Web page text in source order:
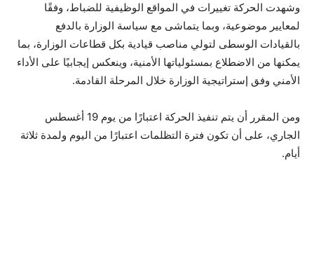
وشهدت الحركة تغييرات في المواقع الوظيفية للضباط، وفقًا
لمعايير موضوعية، وبما يتماشى مع سياسة الوزارة بالدفع
بالقيادات الوسطى لتولي مناصب قيادية بكل قطاعات الوزارة، بما
يمكنها من الاضطلاع بمسئولياتها الأمنية، وينعكس إيجابيًا على الأداء
الأمني وفق إستراتيجية الوزارة خلال المرحلة القادمة.
ومن المقرر أن يتم تنفيذ الحركة اعتبارًا من يوم 19 أغسطس
الجاري، على أن تكون فترة التظلمات اعتبارًا من اليوم ولمدة ثلاثة
أيام.